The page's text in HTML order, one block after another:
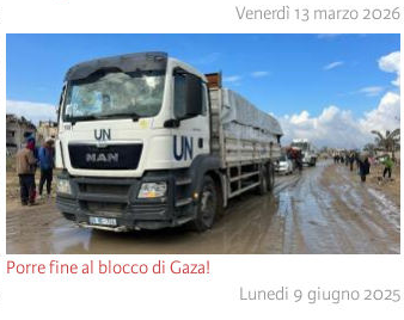
Venerdì 13 marzo 2026
Porre fine al blocco di Gaza!
Lunedi 9 giugno 2025